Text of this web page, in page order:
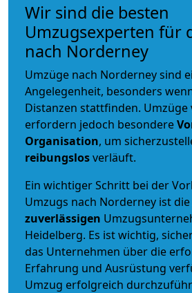
Wir sind die besten
Umzugsexperten für
nach Norderney
Umzüge nach Norderney sind
Angelegenheit, besonders
Distanzen stattfinden. Umzüge
erfordern jedoch besondere
Organisation, um
reibungslosverläuft.
Ein wichtiger Schritt bei der
Umzugs nach Norderney ist
zuverlässigen
Heidelberg. Es ist wichtig,
das Unternehmen über die
Erfahrung und Ausrüstung
Umzug erfolgreich